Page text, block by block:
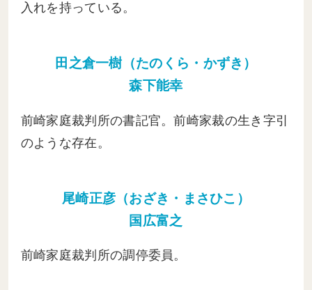
入れを持っている。
田之倉一樹（たのくら・かずき）
森下能幸
前崎家庭裁判所の書記官。前崎家裁の生き字引
のような存在。
尾崎正彦（おざき・まさひこ）
国広富之
前崎家庭裁判所の調停委員。